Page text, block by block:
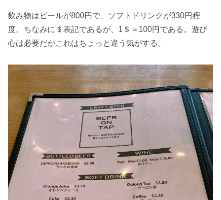
飲み物はビールが800円で、ソフトドリンクが330円程
度。ちなみに＄表記であるが、1＄＝100円である。遊び
心は必要だがこれはちょっと違う気がする。